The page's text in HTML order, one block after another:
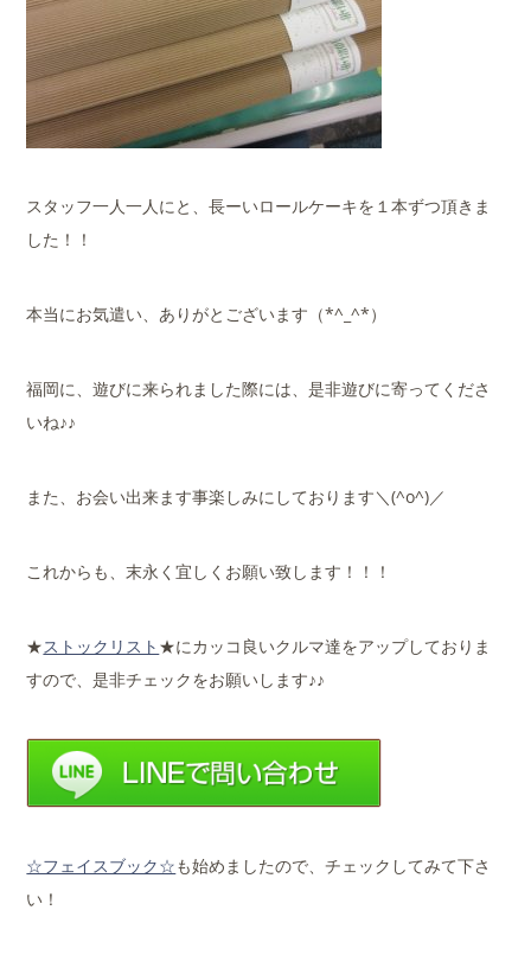
スタッフ一人一人にと、長ーいロールケーキを１本ずつ頂きま
した！！
本当にお気遣い、ありがとございます（*^_^*）
福岡に、遊びに来られました際には、是非遊びに寄ってくださ
いね♪♪
また、お会い出来ます事楽しみにしております＼(^o^)／
これからも、末永く宜しくお願い致します！！！
★ストックリスト ★にカッコ良いクルマ達をアップしておりま
すので、是非チェックをお願いします♪♪
☆フェイスブック☆も始めましたので、チェックしてみて下さ
い！